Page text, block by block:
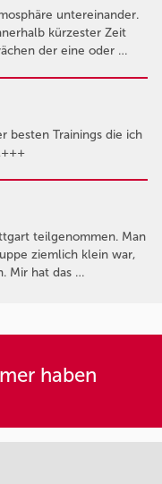
untereinander.
kürzester Zeit
der eine oder …
besten Trainings die ich
teilgenommen. Man
ziemlich klein war,
Mir hat das …
haben